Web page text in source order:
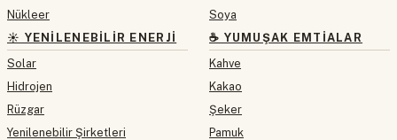
Nükleer
☀️ YENILENEBILIR ENERJI
Solar
Hidrojen
Rüzgar
Yenilenebilir Şirketleri
Soya
☕ YUMUŞAK EMTIALAR
Kahve
Kakao
Şeker
Pamuk